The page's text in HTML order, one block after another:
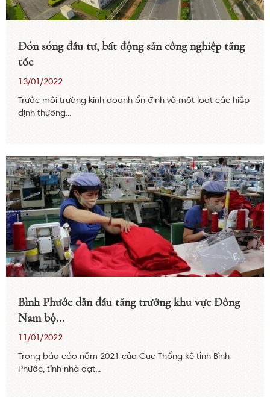
Đón sóng đầu tư, bất động sản công nghiệp tăng
tốc
13/01/2022
Trước môi trường kinh doanh ổn định và một loạt các hiệp
định thương...
Bình Phước dẫn đầu tăng trưởng khu vực Đông
Nam bộ...
11/01/2022
Trong báo cáo năm 2021 của Cục Thống kê tỉnh Bình
Phước, tỉnh nhà đạt...